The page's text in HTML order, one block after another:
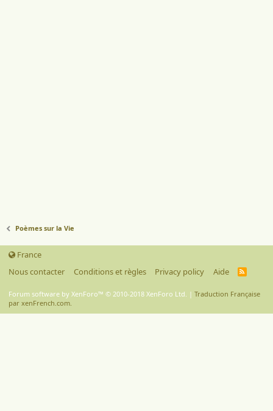
Poèmes sur la Vie
France
Nous contacter
Conditions et règles Privacy policy Aide
R
Forum software by XenForo™ © 2010-2018 XenForo Ltd. | Traduction Française
par xenFrench.com.